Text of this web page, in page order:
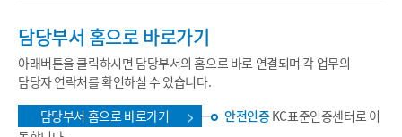
담당부서 홈으로 바로가기
아래버튼을 클릭하시면 담당부서의 홈으로 바로 연결되며 각 업무의
담당자 연락처를 확인하실 수 있습니다.
담당부서 홈으로 바로가기
안전인증KC표준인증센터로 이